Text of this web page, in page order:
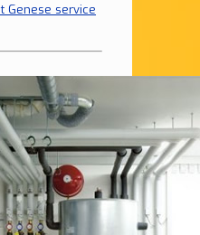
Genese service